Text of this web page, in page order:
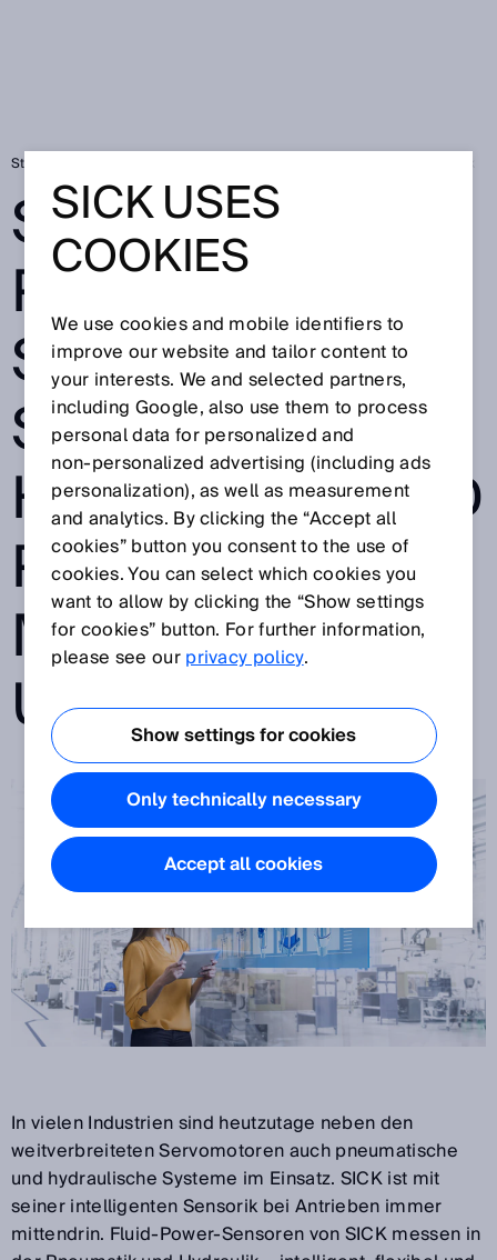
Startseite
SMART FLUID
POWER –
SENSOREN VON
SICK FÜR DIE
HYDRAULIK UND
PNEUMATIK
MACHEN DEN
UNTERSCHIED
In vielen Industrien sind heutzutage neben den
weitverbreiteten Servomotoren auch pneumatische
und hydraulische Systeme im Einsatz. SICK ist mit
seiner intelligenten Sensorik bei Antrieben immer
mittendrin. Fluid-Power-Sensoren von SICK messen in
SICK USES
COOKIES
We use cookies and mobile identifiers to
improve our website and tailor content to
your interests. We and selected partners,
including Google, also use them to process
personal data for personalized and
non‑personalized advertising (including ads
personalization), as well as measurement
and analytics. By clicking the “Accept all
cookies” button you consent to the use of
cookies. You can select which cookies you
want to allow by clicking the “Show settings
for cookies” button. For further information,
please see ourprivacy policy.
Show settings for cookies
Only technically necessary
Accept all cookies